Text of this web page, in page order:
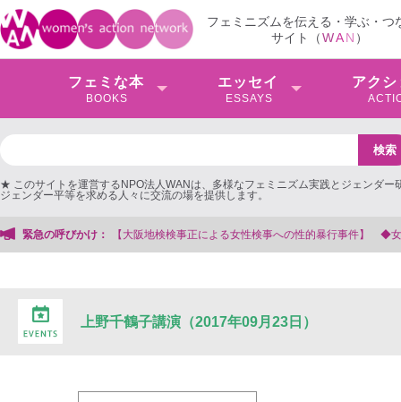
フェミニズムを伝える・学ぶ・つ
サイト（WAN ）
フェミな本
BOOKS
エッセイ
ESSAYS
アクシ
★ このサイトを運営するNPO法人WANは、多様なフェミニズム実践とジェンダー
ジェンダー平等を求める人々に交流の場を提供します。
緊急の呼びかけ：
【大阪地検検事正による女性検事への性的暴行事件】 ◆女性検事を支援する
上野千鶴子講演（2017年09月23日）